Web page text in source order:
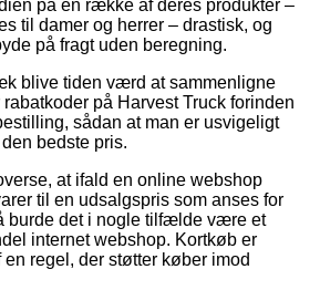
på en række af deres produkter –
til damer og herrer – drastisk, og
på fragt uden beregning.
blive tiden værd at sammenligne
på Harvest Truck forinden
sådan at man er usvigeligt
bedste pris.
at ifald en online webshop
til en udsalgspris som anses for
burde det i nogle tilfælde være et
internet webshop. Kortkøb er
regel, der støtter køber imod